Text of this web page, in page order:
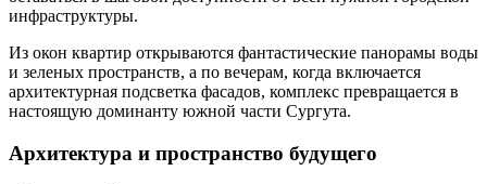
инфраструктуры.
Из окон квартир открываются фантастические панорамы воды
и зеленых пространств, а по вечерам, когда включается
архитектурная подсветка фасадов, комплекс превращается в
настоящую доминанту южной части Сургута.
Архитектура и пространство будущего